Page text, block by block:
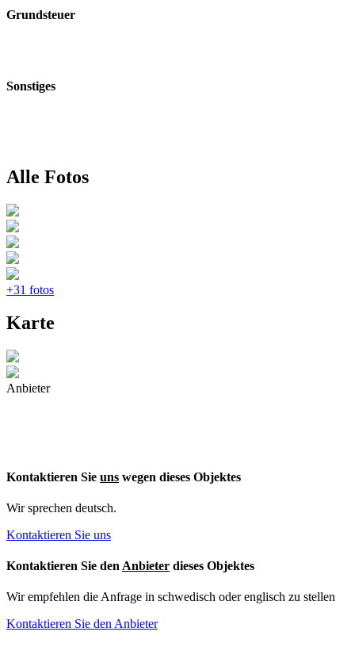
Grundsteuer
Sonstiges
Alle Fotos
+31 fotos
Karte
Anbieter
Kontaktieren Sie uns wegen dieses Objektes
Wir sprechen deutsch.
Kontaktieren Sie uns
Kontaktieren Sie den Anbieter dieses Objektes
Wir empfehlen die Anfrage in schwedisch oder englisch zu stellen
Kontaktieren Sie den Anbieter